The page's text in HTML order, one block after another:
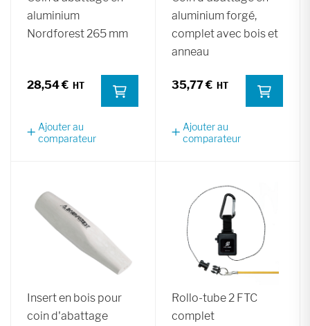
aluminium
Nordforest 265 mm
28,54 €
Ajouter au
comparateur
aluminium forgé,
complet avec bois et
anneau
35,77 €
Ajouter au
comparateur
Insert en bois pour
coin d'abattage
Rollo-tube 2 FTC
complet